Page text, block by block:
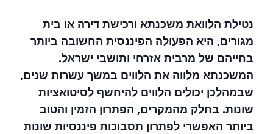
נטילת הלוואת משכנתא ורכישת דירה או בית
מגורים, היא הפעולה הפיננסית החשובה ביותר
בחייהם של מרבית אזרחי ותושבי ישראל.
המשכנתא מלווה את הלווים במשך עשרות שנים,
שבמהלכן יכולים הלווים להיחשף לסיטואציות
שונות. בחלק מהמקרים, הפתרון הזמין והטוב
ביותר האפשרי לפתרון תסבוכות פיננסיות שונות